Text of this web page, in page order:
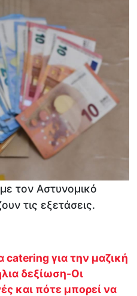
τον Αστυνομικό
τις εξετάσεις.
catering για την μαζική
δεξίωση-Οι
και πότε μπορεί να